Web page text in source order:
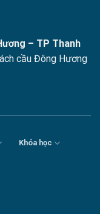
– TP Thanh
cầu Đông Hương
Khóa học